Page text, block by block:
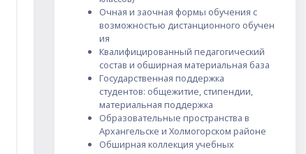
Очная и заочная формы обучения с
возможностью дистанционного обучен
ия
Квалифицированный педагогический
состав и обширная материальная база
Государственная поддержка
студентов: общежитие, стипендии,
материальная поддержка
Образовательные пространства в
Архангельске и Холмогорском районе
Обширная коллекция учебных